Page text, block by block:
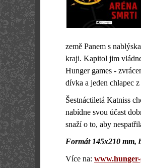
země Panem s
kraji. Kapitol jim
Hunger games -
dívka a jeden chlapec
Šestnáctiletá Katniss
nabídne svou účast
snaží o to, aby
Formát 145x210 mm,
Více na: www.hunger-